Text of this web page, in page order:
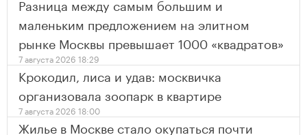
Разница между самым большим и
маленьким предложением на элитном
рынке Москвы превышает 1000 «квадратов»
7 августа 2026 18:29
Крокодил, лиса и удав: москвичка
организовала зоопарк в квартире
7 августа 2026 18:00
Жилье в Москве стало окупаться почти